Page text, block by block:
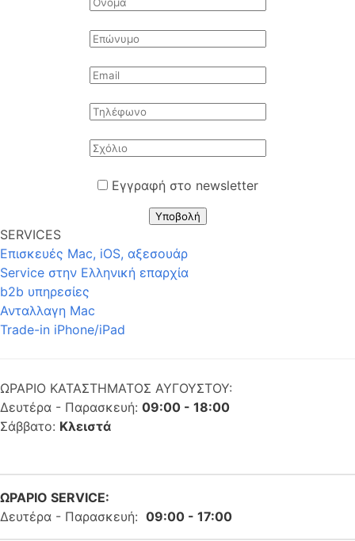
Εγγραφή στο newsletter
Υποβολή
SERVICES
Επισκευές Mac, iOS, αξεσουάρ
Service στην Eλληνική επαρχία
b2b υπηρεσίες
Ανταλλαγη Mac
Trade-in iPhone/iPad
ΩΡΑΡΙΟ ΚΑΤΑΣΤΗΜΑΤΟΣ ΑΥΓΟΥΣΤΟΥ:
Δευτέρα - Παρασκευή: 09:00 - 18:00
Σάββατο: Κλειστά
ΩΡΑΡΙΟ SERVICE:
Δευτέρα - Παρασκευή: 09:00 - 17:00